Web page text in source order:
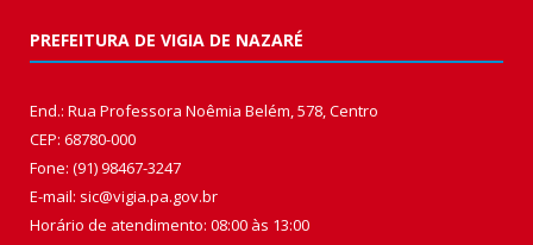
PREFEITURA DE VIGIA DE NAZARÉ
End.: Rua Professora Noêmia Belém, 578, Centro
CEP: 68780-000
Fone: (91) 98467-3247
E-mail: sic@vigia.pa.gov.br
Horário de atendimento: 08:00 às 13:00